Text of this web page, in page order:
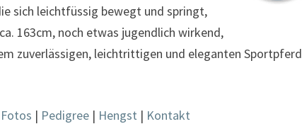
sich leichtfüssig bewegt und springt,
163cm, noch etwas jugendlich wirkend,
zuverlässigen, leichtrittigen und eleganten Sportpferd
Fotos | Pedigree | Hengst | Kontakt